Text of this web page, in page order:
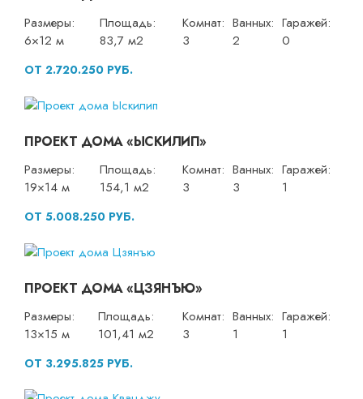
Размеры:
6×12 м
Площадь:
83,7 м2
Комнат:
3
Ванных:
2
Гаражей:
0
ОТ 2.720.250 РУБ.
ПРОЕКТ ДОМА «ЫСКИЛИП»
Размеры:
19×14 м
Площадь:
154,1 м2
Комнат:
3
Ванных:
3
Гаражей:
1
ОТ 5.008.250 РУБ.
ПРОЕКТ ДОМА «ЦЗЯНЪЮ»
Размеры:
13×15 м
Площадь:
101,41 м2
Комнат:
3
Ванных:
1
Гаражей:
1
ОТ 3.295.825 РУБ.